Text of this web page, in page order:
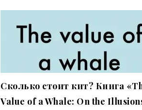
Сколько стоит кит? Книга
Value of a Whale: On the